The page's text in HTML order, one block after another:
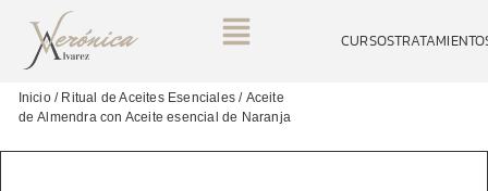
CURSOS
Inicio/ Ritual de Aceites Esenciales / Aceite
de Almendra con Aceite esencial de Naranja